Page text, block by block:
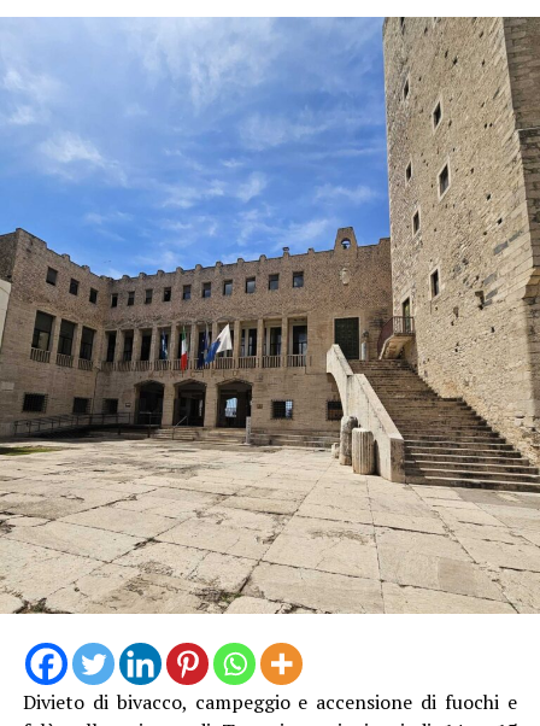
La proprietaria di una delle vetture coinvolte ha
denunciato l’accaduto anche attraverso un video
pubblicato sui social, nella speranza di poter raccogliere
informazioni utili a ricostruire quanto accaduto e
individuare il responsabile.
Al momento, infatti, non risulta che qualcuno abbia
assistito direttamente all’incidente, nonostante il
lungomare fosse particolarmente affollato proprio
nell’ora di punta del sabato.
Divieto di bivacco, campeggio e accensione di fuochi e